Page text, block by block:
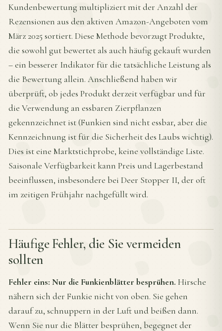
Kundenbewertung multipliziert mit der Anzahl der
Rezensionen aus den aktiven Amazon-Angeboten vom
März 2025 sortiert. Diese Methode bevorzugt Produkte,
die sowohl gut bewertet als auch häufig gekauft wurden
– ein besserer Indikator für die tatsächliche Leistung als
die Bewertung allein. Anschließend haben wir
überprüft, ob jedes Produkt derzeit verfügbar und für
die Verwendung an essbaren Zierpflanzen
gekennzeichnet ist (Funkien sind nicht essbar, aber die
Kennzeichnung ist für die Sicherheit des Laubs wichtig).
Dies ist eine Marktstichprobe, keine vollständige Liste.
Saisonale Verfügbarkeit kann Preis und Lagerbestand
beeinflussen, insbesondere bei Deer Stopper II, der oft
im zeitigen Frühjahr nachgefüllt wird.
Häufige Fehler, die Sie vermeiden
sollten
Fehler eins: Nur die Funkienblätter besprühen. Hirsche
nähern sich der Funkie nicht von oben. Sie gehen
darauf zu, schnuppern in der Luft und beißen dann.
Wenn Sie nur die Blätter besprühen, begegnet der